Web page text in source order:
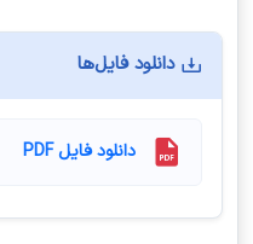
دانلود فایل‌ها
دانلود فایل PDF